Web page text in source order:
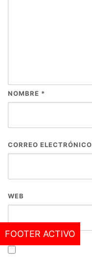
NOMBRE *
CORREO ELECTRÓNICO
WEB
FOOTER ACTIVO